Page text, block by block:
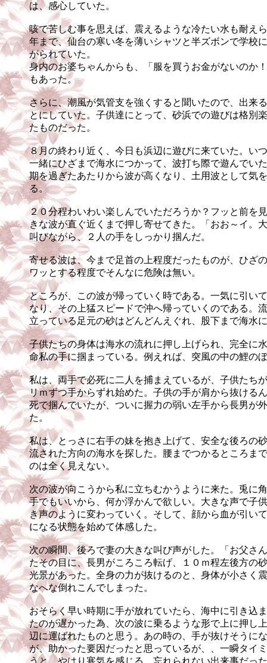
は、感心していた。
咳で苦しむ事を思えば、震えるような冷たい水も耐え
年まで、仙台の寒い冬を薄いシャツと半ズボンで学校
がられていた。
身内のお婆ちゃんからも、「服を買うお金がないのか
もあった。
さらに、潮風が気管支を強くすると聞いたので、出来
とにしていた。子供達にとって、砂浜での遊びは格別
たものだった。
８月の終わり近く、今日も浜辺に遊びに来ていた。い
一緒にひざまで海水につかって、波打ち際で遊んでい
期を過ぎたあたりから波が高くなり、土用波として気
る。
２０分程わいわい楽しんでいただろうか？フッと前を
きな波が直ぐ近くまで押し寄せてきた。「おお～イ。
叫びながら、２人の手をしっかり掴んだ。
寄せる波は、今まで足首の上程度だったものが、ひざ
ワッとする程度でそんなに危険は無い。
ところが、この波が帰っていく時である。一気に引い
なり、その上猛スピードで沖へ帰っていくのである。
立っている足元の砂はどんどんえぐれ、股下まで海水
子供たちの身体は海水の流れに押し上げられ、完全に
命私の手に掴まっている。例えれば、突風の中の鯉の
私は、両手で必死に二人を捕まえているが、子供たち
リｍずつ手からずれ始めた。子供の手が肩から抜ける
死で掴んでいたが、ついに握力の弱い左手から長男が
た。
私は、とっさに右手の妹を抱き上げて、安全な後ろの
流された方向の海水を探した。腰までつかるところま
のは全く見えない。
次の波が向こうから私に立ちむかうように来た。兎に
手でもいいから、何か浮かんで欲しい。大きな声で子
き声のように変わっていく。そして、顔から血が引い
になる状態を始めて体感した。
次の瞬間、後ろで妻の大きな叫び声がした。「お父さ
たその目に、長男がころころ転げ、１０ｍ程左後方の
光景があった。全身の力が抜けるのと、身体が小さく
なへな倒れこんでしまった。
おそらく早い時期に手が放れていたら、海中に引き込
たのが遅かった為、次の波に乗るような形で上に押し
辺に運ばれたものと思う。あの時の、手が抜けそうに
が、助かった要因だったと思っているが、、一瞬タイ
うと、やはり寒気を感じる、忘れられない出来事だっ